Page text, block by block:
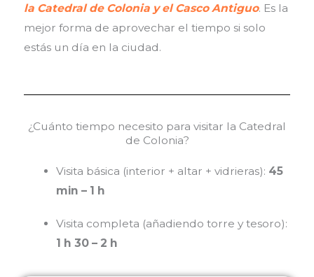
la Catedral de Colonia y el Casco Antiguo. Es la
mejor forma de aprovechar el tiempo si solo
estás un día en la ciudad.
¿Cuánto tiempo necesito para visitar la Catedral
de Colonia?
Visita básica (interior + altar + vidrieras): 45
min – 1 h
Visita completa (añadiendo torre y tesoro):
1 h 30 – 2 h